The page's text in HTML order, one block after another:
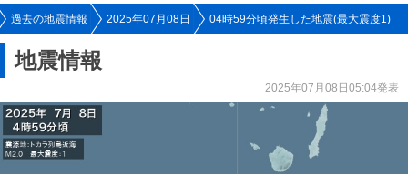
過去の地震情報 2025年07月08日 04時59分頃発生した地震(最大震度1)
地震情報
2025年07月08日05:04発表